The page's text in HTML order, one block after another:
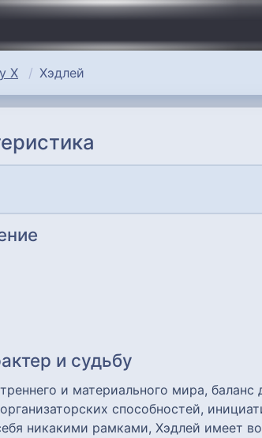
Х Хэдлей
и судьбу
и материального мира, баланс
способностей,
никакими рамками, Хэдлей имеет